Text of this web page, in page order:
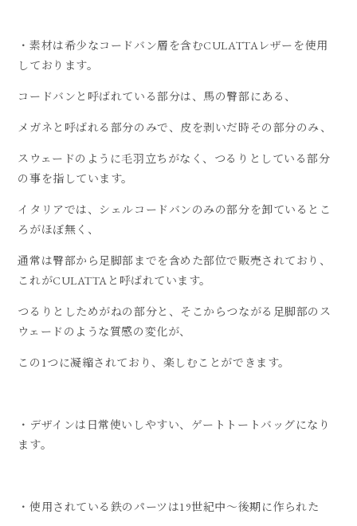
・素材は希少なコードバン層を含むCULATTAレザーを使用
しております。
コードバンと呼ばれている部分は、馬の臀部にある、
メガネと呼ばれる部分のみで、皮を剥いだ時その部分のみ、
スウェードのように毛羽立ちがなく、つるりとしている部分
の事を指しています。
イタリアでは、シェルコードバンのみの部分を卸ているとこ
ろがほぼ無く、
通常は臀部から足脚部までを含めた部位で販売されており、
これがCULATTAと呼ばれています。
つるりとしためがねの部分と、そこからつながる足脚部のス
ウェードのような質感の変化が、
この1つに凝縮されており、楽しむことができます。
・デザインは日常使いしやすい、ゲートトートバッグになり
ます。
・使用されている鉄のパーツは19世紀中〜後期に作られた